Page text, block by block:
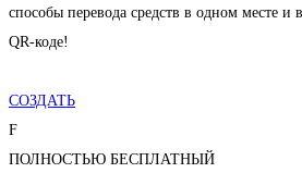
способы перевода средств в одном месте и
QR-коде!
СОЗДАТЬ
F
ПОЛНОСТЬЮ БЕСПЛАТНЫЙ